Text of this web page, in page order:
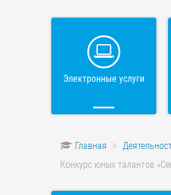
Электронные услуги
Главная
Конкурс юных талантов